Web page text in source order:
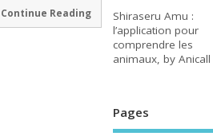
Continue Reading
Shiraseru Amu :
l’application pour
comprendre les
animaux, by Anicall
Pages